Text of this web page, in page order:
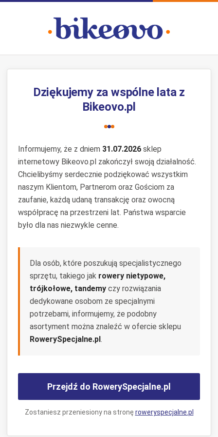
Dziękujemy za wspólne lata z
Bikeovo.pl
Informujemy, że z dniem 31.07.2026 sklep
internetowy Bikeovo.pl zakończył swoją działalność.
Chcielibyśmy serdecznie podziękować wszystkim
naszym Klientom, Partnerom oraz Gościom za
zaufanie, każdą udaną transakcję oraz owocną
współpracę na przestrzeni lat. Państwa wsparcie
było dla nas niezwykle cenne.
Dla osób, które poszukują specjalistycznego
sprzętu, takiego jak rowery nietypowe,
trójkołowe, tandemy czy rozwiązania
dedykowane osobom ze specjalnymi
potrzebami, informujemy, że podobny
asortyment można znaleźć w ofercie sklepu
RowerySpecjalne.pl.
Przejdź do RowerySpecjalne.pl
Zostaniesz przeniesiony na stronę roweryspecjalne.pl